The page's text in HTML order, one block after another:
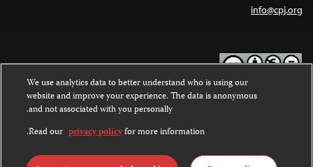
info@cpj.org
Except where noted, text on this website is licensed under a
Commons Attribution-NonCommercial-NoDerivatives 4.0
Images and other media are not covered by the Creative Commons
We use analytics data to better understand who is using our
website and improve your experience. The data is anonymous
and not associated with you personally.
Read our privacy policyfor more information.